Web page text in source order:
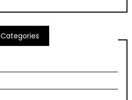
Categories